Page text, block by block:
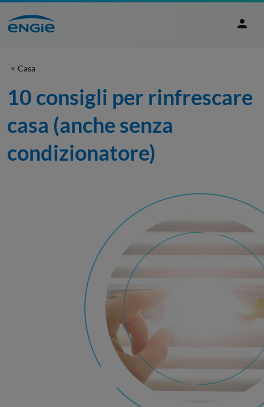
Casa
10 consigli per rinfrescare
casa (anche senza
condizionatore)